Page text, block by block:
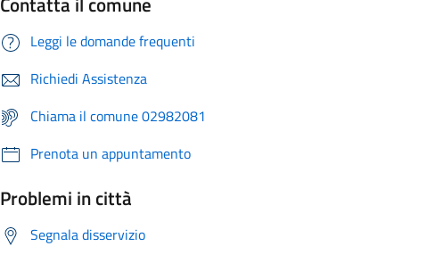
Leggi le domande frequenti
Richiedi Assistenza
Chiama il comune 02982081
Prenota un appuntamento
Problemi in città
Segnala disservizio